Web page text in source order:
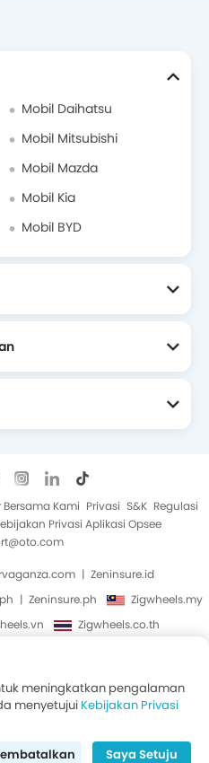
Mobil Daihatsu
Mobil Mitsubishi
Mobil Mazda
Mobil Kia
Mobil BYD
Bersama Kami Privasi S&K Regulasi
Privasi Aplikasi Opsee
Zeninsure.id
Zeninsure.ph
Zigwheels.my
Zigwheels.co.th
Semua Hak Cipta Dilindungi.
meningkatkan pengalaman
menyetujui Kebijakan Privasi
Saya Setuju